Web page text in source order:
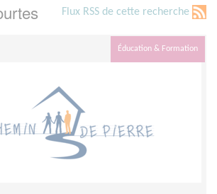
Flux RSS de cette recherche
Éducation & Formation